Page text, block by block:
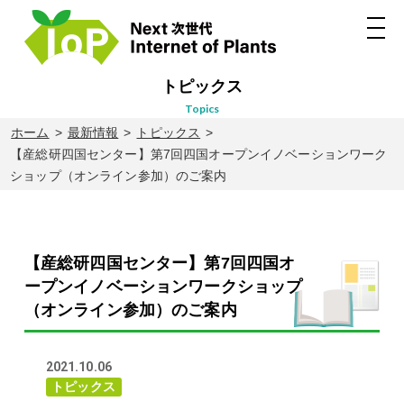
トピックス
topics
ホーム 最新情報
トピックス
【産総研四国センター】第7回四国オープンイノベーションワーク
ショップ（オンライン参加）のご案内
【産総研四国センター】第7回四国オ
ープンイノベーションワークショップ
（オンライン参加）のご案内
2021.10.06
トピックス